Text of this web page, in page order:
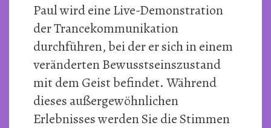
Paul wird eine Live-Demonstration
der Trancekommunikation
durchführen, bei der er sich in einem
veränderten Bewusstseinszustand
mit dem Geist befindet. Während
dieses außergewöhnlichen
Erlebnisses werden Sie die Stimmen